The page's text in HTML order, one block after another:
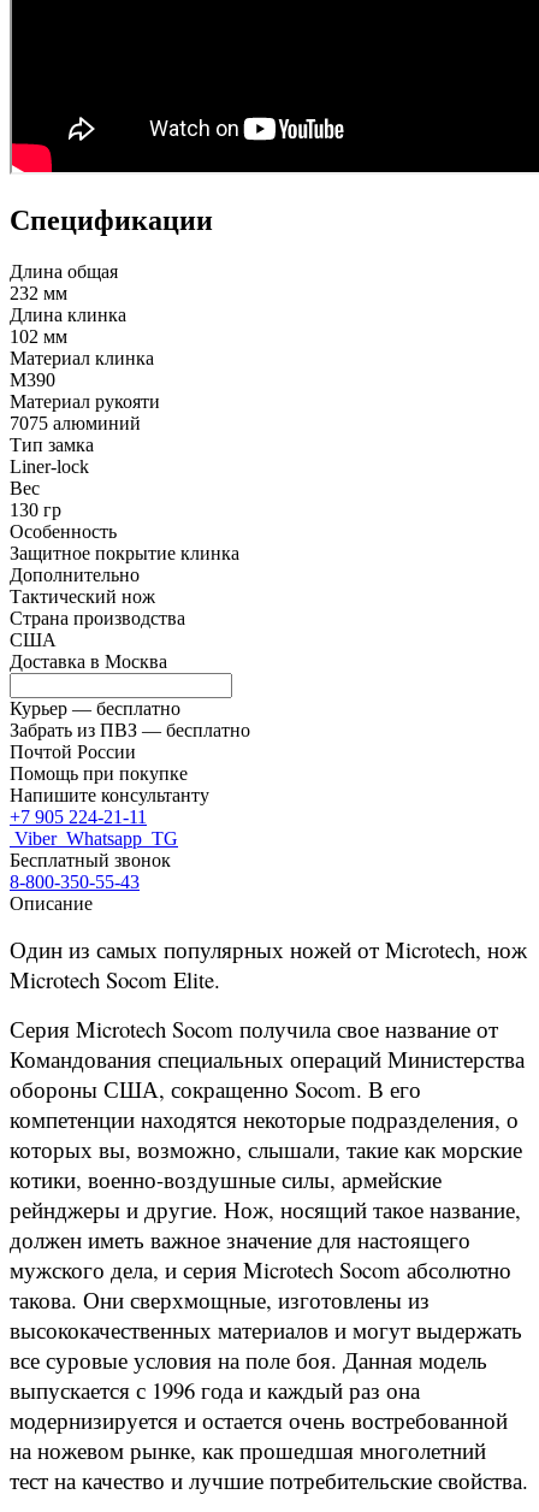
Спецификации
Длина общая
232 мм
Длина клинка
102 мм
Материал клинка
M390
Материал рукояти
7075 алюминий
Тип замка
Liner-lock
Вес
130 гр
Особенность
Защитное покрытие клинка
Дополнительно
Тактический нож
Страна производства
США
Доставка в Москва
Курьер — бесплатно
Забрать из ПВЗ — бесплатно
Почтой России
Помощь при покупке
Напишите консультанту
+7 905 224-21-11
Viber Whatsapp TG
Бесплатный звонок
8-800-350-55-43
Описание
Один из самых популярных ножей от Microtech, нож
Microtech Socom Elite.
Серия Microtech Socom получила свое название от
Командования специальных операций Министерства
обороны США, сокращенно Socom. В его
компетенции находятся некоторые подразделения, о
которых вы, возможно, слышали, такие как морские
котики, военно-воздушные силы, армейские
рейнджеры и другие. Нож, носящий такое название,
должен иметь важное значение для настоящего
мужского дела, и серия Microtech Socom абсолютно
такова. Они сверхмощные, изготовлены из
высококачественных материалов и могут выдержать
все суровые условия на поле боя. Данная модель
выпускается с 1996 года и каждый раз она
модернизируется и остается очень востребованной
на ножевом рынке, как прошедшая многолетний
тест на качество и лучшие потребительские свойства.